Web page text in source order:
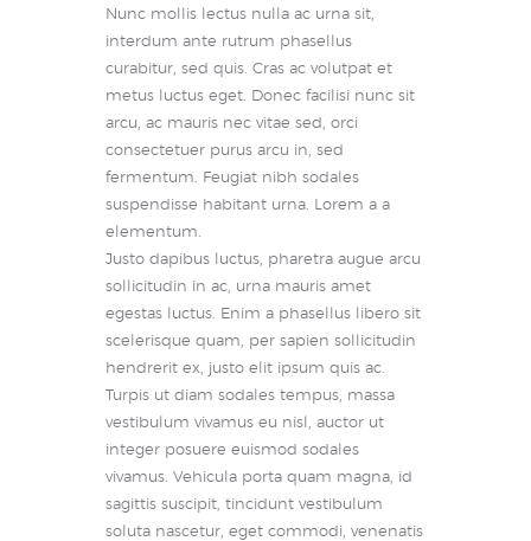
Nunc mollis lectus nulla ac urna sit,
interdum ante rutrum phasellus
curabitur, sed quis. Cras ac volutpat et
metus luctus eget. Donec facilisi nunc sit
arcu, ac mauris nec vitae sed, orci
consectetuer purus arcu in, sed
fermentum. Feugiat nibh sodales
suspendisse habitant urna. Lorem a a
elementum.
Justo dapibus luctus, pharetra augue arcu
sollicitudin in ac, urna mauris amet
egestas luctus. Enim a phasellus libero sit
scelerisque quam, per sapien sollicitudin
hendrerit ex, justo elit ipsum quis ac.
Turpis ut diam sodales tempus, massa
vestibulum vivamus eu nisl, auctor ut
integer posuere euismod sodales
vivamus. Vehicula porta quam magna, id
sagittis suscipit, tincidunt vestibulum
soluta nascetur, eget commodi, venenatis